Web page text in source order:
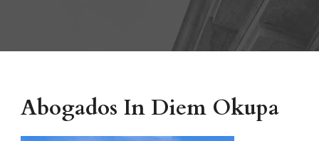
Abogados In Diem Okupa